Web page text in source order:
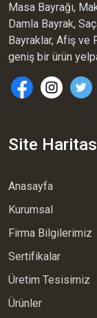
Masa Bayrağı,
Damla Bayrak,
Bayraklar, Afiş ve
geniş bir ürün
Site
Anasayfa
Kurumsal
Firma Bilgilerimiz
Sertifikalar
Üretim Tesisimiz
Ürünler